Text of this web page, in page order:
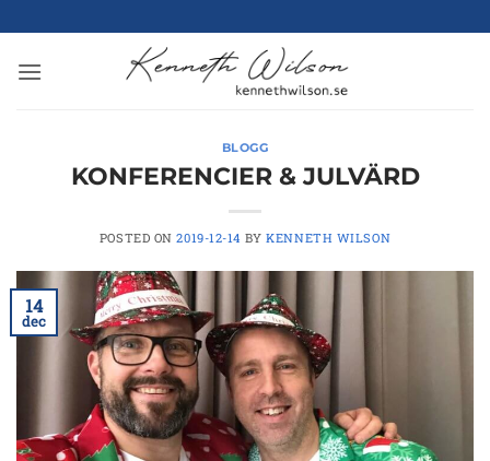
to
content
BLOGG
KONFERENCIER & JULVÄRD
POSTED ON2019-12-14 BYKENNETH WILSON
14
dec